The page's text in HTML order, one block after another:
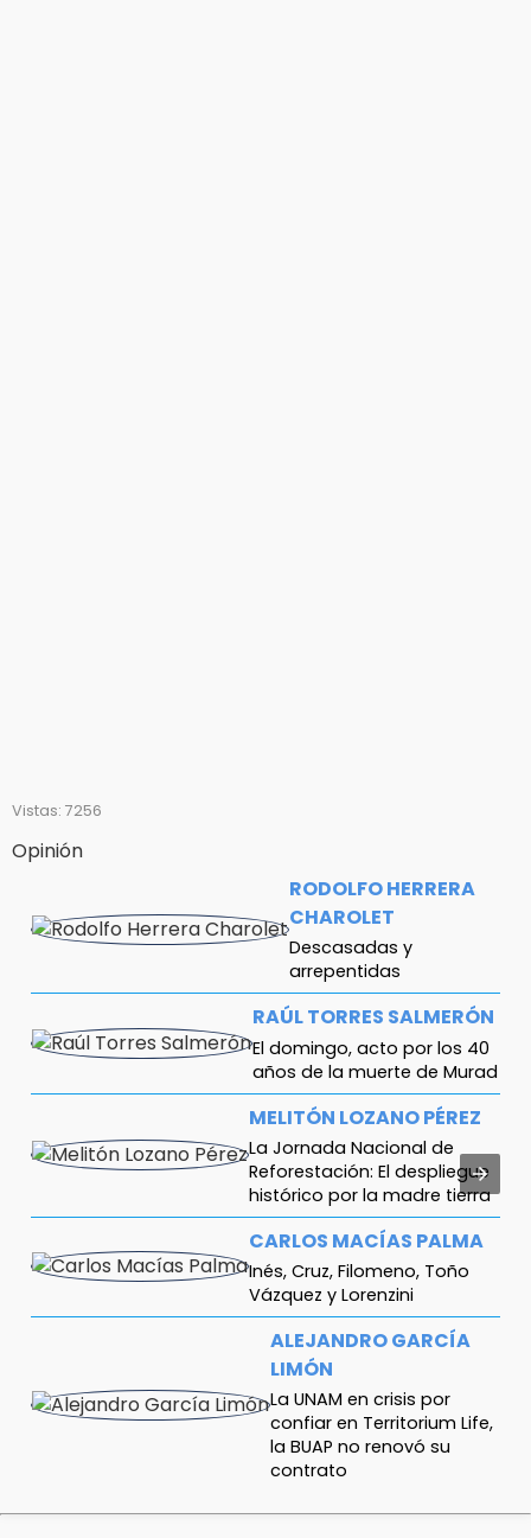
Vistas: 7256
Opinión
RODOLFO HERRERA
CHAROLET
Descasadas y
arrepentidas
RAÚL TORRES SALMERÓN
El domingo, acto por los 40
años de la muerte de Murad
MELITÓN LOZANO PÉREZ
La Jornada Nacional de
Reforestación: El despliegue
histórico por la madre tierra
CARLOS MACÍAS PALMA
Inés, Cruz, Filomeno, Toño
Vázquez y Lorenzini
ALEJANDRO GARCÍA
LIMÓN
La UNAM en crisis por
confiar en Territorium Life,
la BUAP no renovó su
contrato
MARCOS CASTRO